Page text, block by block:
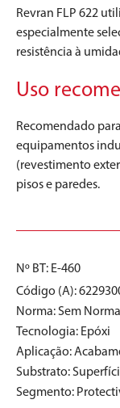
Revran FLP 622
especialmente
resistência à
Uso
Recomendado
equipamentos
(revestimento
pisos e paredes.
Nº BT: E-460
Código (A):
Norma:Sem Norma
Tecnologia: Epóxi
Aplicação:
Substrato:
Segmento: